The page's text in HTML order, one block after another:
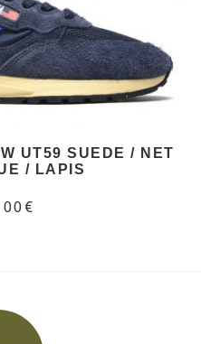
UT59 SUEDE / NET
/ LAPIS